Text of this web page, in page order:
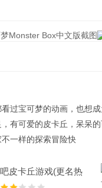
过宝可梦的动画，也想
有可爱的皮卡丘，呆呆
一样的探索冒险快
皮卡丘游戏(更名热
灵王)9.